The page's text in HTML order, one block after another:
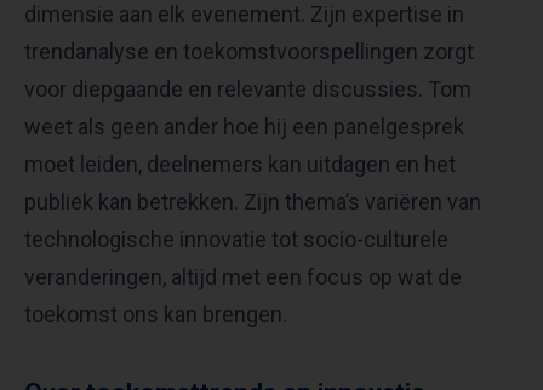
dimensie aan elk evenement. Zijn expertise in
trendanalyse en toekomstvoorspellingen zorgt
voor diepgaande en relevante discussies. Tom
weet als geen ander hoe hij een panelgesprek
moet leiden, deelnemers kan uitdagen en het
publiek kan betrekken. Zijn thema’s variëren van
technologische innovatie tot socio-culturele
veranderingen, altijd met een focus op wat de
toekomst ons kan brengen.